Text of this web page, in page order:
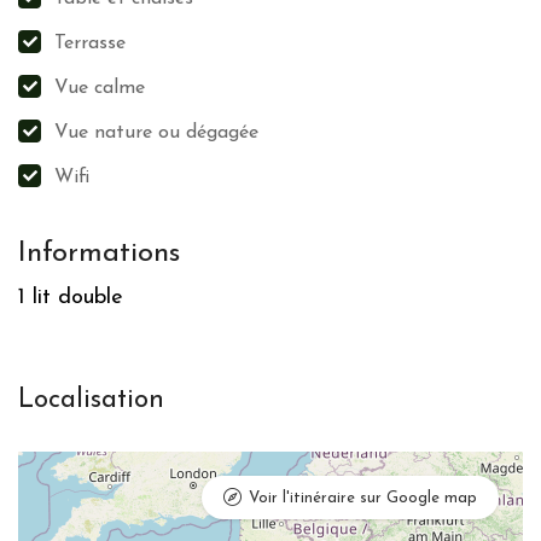
associations locales
Valorisation du patrimoine local et culturel
déclarations des propriétaires et modérées par l’équipe de Grintoura
en prenant en compte, entre autres, les retours des visiteurs
Terrasse
Vue calme
Vue nature ou dégagée
Wifi
Informations
1 lit double
Localisation
Voir l'itinéraire sur Google map